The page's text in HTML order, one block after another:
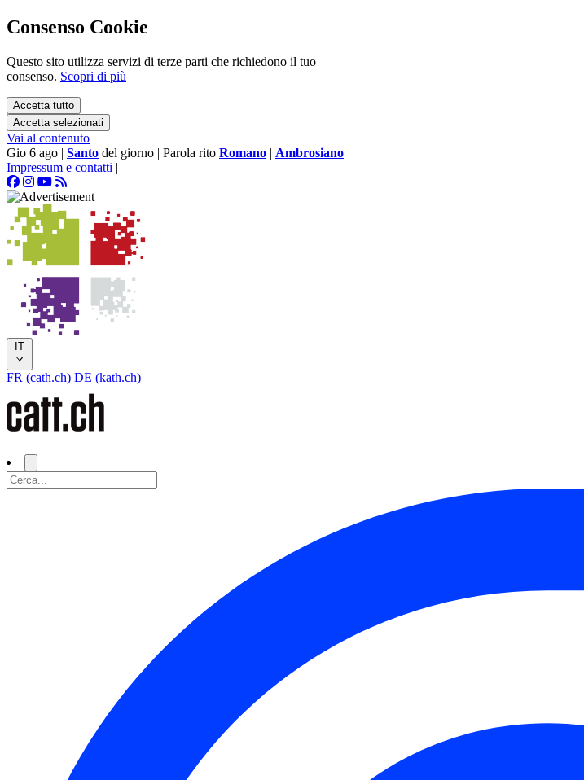
Consenso Cookie
Questo sito utilizza servizi di terze parti che richiedono il tuo
consenso. Scopri di più
Accetta tutto
Accetta selezionati
Vai al contenuto
Gio 6 ago | Santo del giorno | Parola rito Romano | Ambrosiano
Impressum e contatti |
IT
FR (cath.ch) DE (kath.ch)